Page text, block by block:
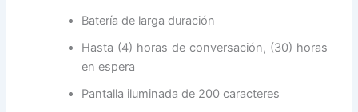
Batería de larga duración
Hasta (4) horas de conversación, (30) horas
en espera
Pantalla iluminada de 200 caracteres